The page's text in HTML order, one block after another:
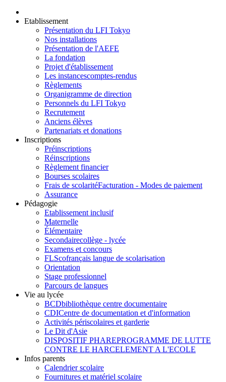
Etablissement
Présentation du LFI Tokyo
Nos installations
Présentation de l'AEFE
La fondation
Projet d'établissement
Les instancescomptes-rendus
Règlements
Organigramme de direction
Personnels du LFI Tokyo
Recrutement
Anciens élèves
Partenariats et donations
Inscriptions
Préinscriptions
Réinscriptions
Règlement financier
Bourses scolaires
Frais de scolaritéFacturation - Modes de paiement
Assurance
Pédagogie
Etablissement inclusif
Maternelle
Élémentaire
Secondairecollège - lycée
Examens et concours
FLScofrançais langue de scolarisation
Orientation
Stage professionnel
Parcours de langues
Vie au lycée
BCDbibliothèque centre documentaire
CDICentre de documentation et d'information
Activités périscolaires et garderie
Le Dit d'Asie
DISPOSITIF PHAREPROGRAMME DE LUTTE
CONTRE LE HARCELEMENT A L'ECOLE
Infos parents
Calendrier scolaire
Fournitures et matériel scolaire